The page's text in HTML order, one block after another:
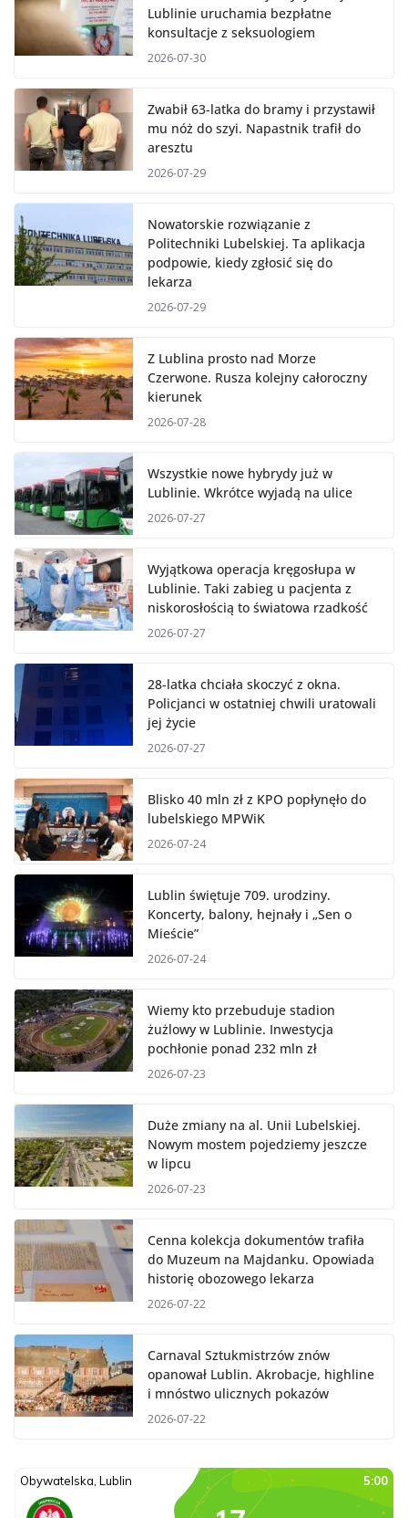
Lublinie uruchamia bezpłatne
konsultacje z seksuologiem
2026-07-30
Zwabił 63-latka do bramy i przystawił
mu nóż do szyi. Napastnik trafił do
aresztu
2026-07-29
Nowatorskie rozwiązanie z
Politechniki Lubelskiej. Ta aplikacja
podpowie, kiedy zgłosić się do
lekarza
2026-07-29
Z Lublina prosto nad Morze
Czerwone. Rusza kolejny całoroczny
kierunek
2026-07-28
Wszystkie nowe hybrydy już w
Lublinie. Wkrótce wyjadą na ulice
2026-07-27
Wyjątkowa operacja kręgosłupa w
Lublinie. Taki zabieg u pacjenta z
niskorosłością to światowa rzadkość
2026-07-27
28-latka chciała skoczyć z okna.
Policjanci w ostatniej chwili uratowali
jej życie
2026-07-27
Blisko 40 mln zł z KPO popłynęło do
lubelskiego MPWiK
2026-07-24
Lublin świętuje 709. urodziny.
Koncerty, balony, hejnały i „Sen o
Mieście”
2026-07-24
Wiemy kto przebuduje stadion
żużlowy w Lublinie. Inwestycja
pochłonie ponad 232 mln zł
2026-07-23
Duże zmiany na al. Unii Lubelskiej.
Nowym mostem pojedziemy jeszcze
w lipcu
2026-07-23
Cenna kolekcja dokumentów trafiła
do Muzeum na Majdanku. Opowiada
historię obozowego lekarza
2026-07-22
Carnaval Sztukmistrzów znów
opanował Lublin. Akrobacje, highline
i mnóstwo ulicznych pokazów
2026-07-22